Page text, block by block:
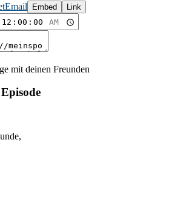
Email Embed Link
mit deinen Freunden